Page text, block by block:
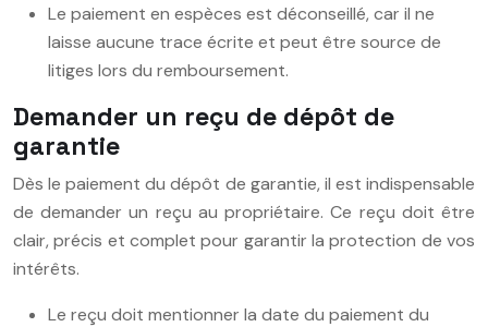
Le paiement en espèces est déconseillé, car il ne
laisse aucune trace écrite et peut être source de
litiges lors du remboursement.
Demander un reçu de dépôt de
garantie
Dès le paiement du dépôt de garantie, il est indispensable
de demander un reçu au propriétaire. Ce reçu doit être
clair, précis et complet pour garantir la protection de vos
intérêts.
Le reçu doit mentionner la date du paiement du